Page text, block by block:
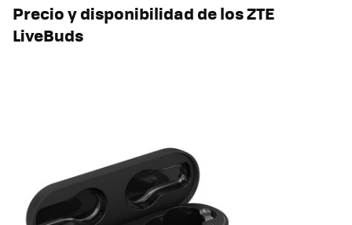
Precio y disponibilidad de los ZTE
LiveBuds